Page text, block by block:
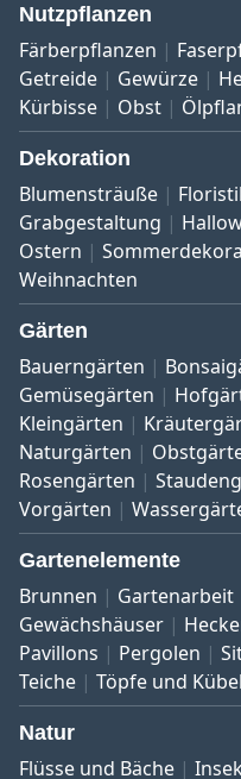
Nutzpflanzen
Färberpflanzen
Getreide
Gewürze
Kürbisse
Obst
Dekoration
Blumensträuße
Grabgestaltung
Ostern
Weihnachten
Gärten
Bauerngärten
Gemüsegärten
Kleingärten
Naturgärten
Rosengärten
Vorgärten
Gartenelemente
Brunnen Gartenarbeit
Gewächshäuser
Pavillons
Pergolen
Teiche
Töpfe und Kübel
Natur
Flüsse und Bäche